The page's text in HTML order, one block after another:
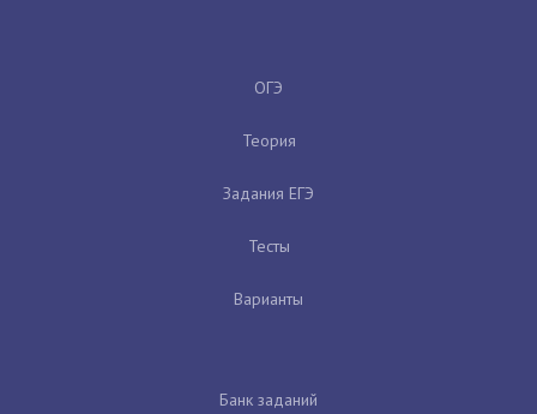
ОГЭ
Теория
Задания ЕГЭ
Тесты
Варианты
Банк заданий